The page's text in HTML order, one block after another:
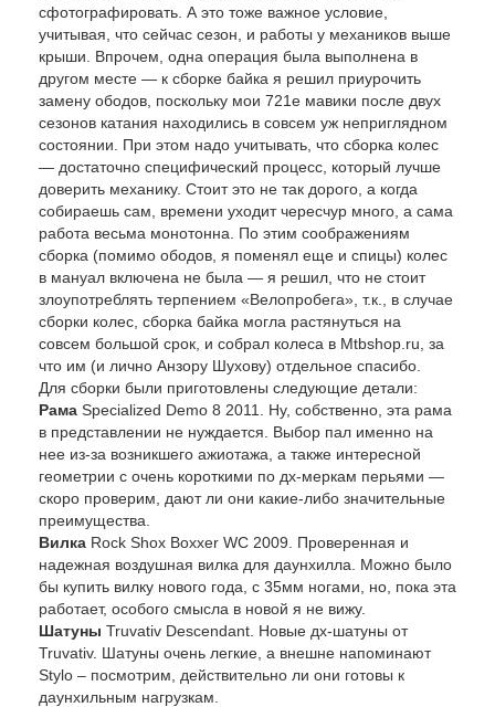
сфотографировать. А это тоже важное условие,
учитывая, что сейчас сезон, и работы у механиков выше
крыши. Впрочем, одна операция была выполнена в
другом месте — к сборке байка я решил приурочить
замену ободов, поскольку мои 721е мавики после двух
сезонов катания находились в совсем уж неприглядном
состоянии. При этом надо учитывать, что сборка колес
— достаточно специфический процесс, который лучше
доверить механику. Стоит это не так дорого, а когда
собираешь сам, времени уходит чересчур много, а сама
работа весьма монотонна. По этим соображениям
сборка (помимо ободов, я поменял еще и спицы) колес
в мануал включена не была — я решил, что не стоит
злоупотреблять терпением «Велопробега», т.к., в случае
сборки колес, сборка байка могла растянуться на
совсем большой срок, и собрал колеса в Mtbshop.ru, за
что им (и лично Анзору Шухову) отдельное спасибо.
Для сборки были приготовлены следующие детали:
Рама Specialized Demo 8 2011. Ну, собственно, эта рама
в представлении не нуждается. Выбор пал именно на
нее из-за возникшего ажиотажа, а также интересной
геометрии с очень короткими по дх-меркам перьями —
скоро проверим, дают ли они какие-либо значительные
преимущества.
Вилка Rock Shox Boxxer WC 2009. Проверенная и
надежная воздушная вилка для даунхилла. Можно было
бы купить вилку нового года, с 35мм ногами, но, пока эта
работает, особого смысла в новой я не вижу.
Шатуны Truvativ Descendant. Новые дх-шатуны от
Truvativ. Шатуны очень легкие, а внешне напоминают
Stylo – посмотрим, действительно ли они готовы к
даунхильным нагрузкам.